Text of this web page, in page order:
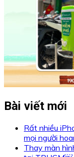
Bài viết mới
Rất nhiều
mọi người
Thay màn